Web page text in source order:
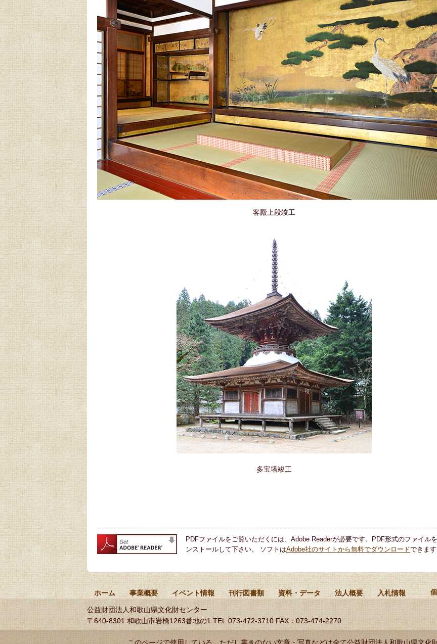
客殿上段竣工
多宝塔竣工
PDFファイルをご覧いただくには、Adobe Readerが必要です。PDF形式のファイル
ンストールして下さい。 ソフトはAdobe社のサイトから無料でダウンロードできます
ホーム 事業概要 イベント情報 刊行図書類 資料・データ 法人概要 入札情報
公益財団法人和歌山県文化財センター
〒640-8301 和歌山市岩橋1263番地の1TEL:073-472-3710 FAX：073-474-2270